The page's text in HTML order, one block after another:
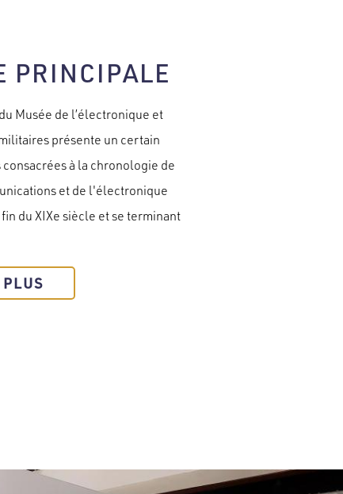
PRINCIPALE
Musée de l’électronique et
présente un certain
à la chronologie de
et de l'électronique
du XIXe siècle et se terminant